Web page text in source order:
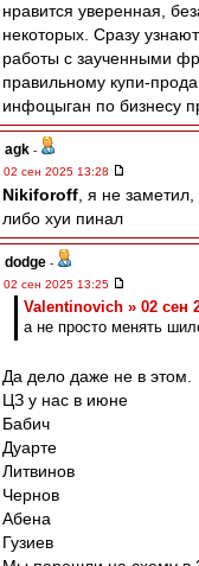
нравится уверенная,
некоторых. Сразу
работы с заученными
правильному купи-
инфоцыган по бизнесу
agk -
02 сен 2025 13:28
Nikiforoff , я не
либо хуи пинал
dodge -
02 сен 2025 13:25
Valentinovich » 02 сен
а не просто менять
Да дело даже не в этом.
ЦЗ у нас в июне
Бабич
Дуарте
Литвинов
Чернов
Абена
Гузиев